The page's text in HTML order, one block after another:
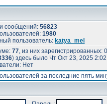
сообщений: 56823
1980
пользователь: katya_mel
77, из них
) здесь было Чт Окт 23, 2025
Нет
за последние пять